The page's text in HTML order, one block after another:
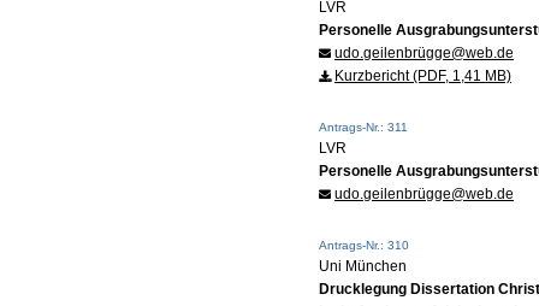
LVR
Personelle
udo.geilenbrügge@web.de
Kurzbericht (PDF, 1,41 MB)
Antrags-Nr.: 311
LVR
Personelle
udo.geilenbrügge@web.de
Antrags-Nr.: 310
Uni München
Drucklegung Dissertation